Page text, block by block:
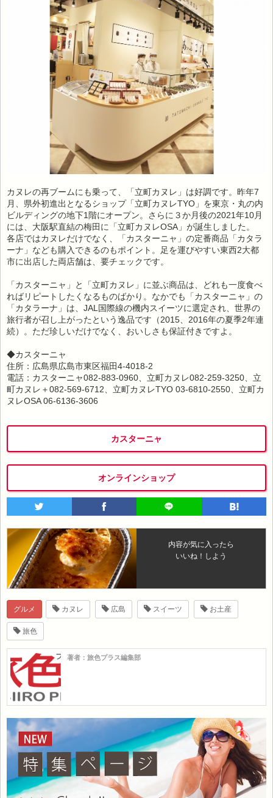
カヌレの再ブームにも乗って、「立町カヌレ」は好調です。昨年7
月、県外初進出となるショップ「立町カヌレTYO」を東京・丸の内
ビルディングの地下1階にオープン。さらに３か月後の2021年10月
には、大阪駅直結の梅田に「立町カヌレOSA」が誕生しました。
各店ではカヌレだけでなく、「カスターニャ」の定番商品「カタラ
ーナ」なども購入できるのもポイント。足を運びやすい東西2大都
市に出店した両店舗は、要チェックです。
「カスターニャ」と「立町カヌレ」に並ぶ商品は、どれも一度食べ
ればリピートしたくなるものばかり。なかでも「カスターニャ」の
「カタラーナ」は、JAL国際線の機内スイーツに選定され、世界の
旅行者が召し上がったという逸品です（2015、2016年の夏季2年連
続）。ただ珍しいだけでなく、おいしさも保証付きですよ。
◆カスターニャ
住所：広島県広島市東区福田4-4018-2
電話：カスターニャ082-883-0960、立町カヌレ082-259-3250、立
町カヌレ＋082-569-6712、立町カヌレTYO 03-6810-2550、立町カ
ヌレOSA 06-6136-3606
カスターニャ
オンラインショップ
内容が気に入ったら
いいね！しよう
グルメ カヌレ 広島 スイーツ お土産
旅色
著者：旅色プラス編集部